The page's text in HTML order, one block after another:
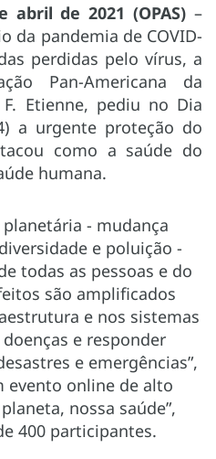
abril de 2021 (OPAS) –
da pandemia de COVID-
perdidas pelo vírus, a
Pan-Americana da
F. Etienne, pediu no Dia
a urgente proteção do
como a saúde do
humana.
- mudança
e poluição -
todas as pessoas e do
são amplificados
e nos sistemas
e responder
e emergências”,
evento online de alto
nossa saúde”,
400 participantes.